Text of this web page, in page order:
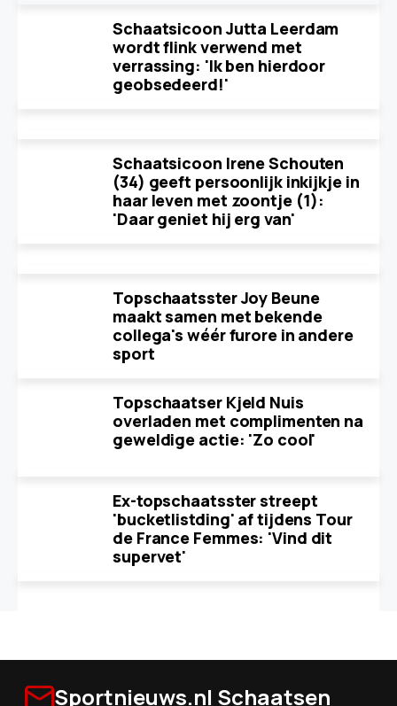
Schaatsicoon Jutta Leerdam
wordt flink verwend met
verrassing: 'Ik ben hierdoor
geobsedeerd!'
Schaatsicoon Irene Schouten
(34) geeft persoonlijk inkijkje in
haar leven met zoontje (1):
'Daar geniet hij erg van'
Topschaatsster Joy Beune
maakt samen met bekende
collega's wéér furore in andere
sport
Topschaatser Kjeld Nuis
overladen met complimenten na
geweldige actie: 'Zo cool'
Ex-topschaatsster streept
'bucketlistding' af tijdens Tour
de France Femmes: 'Vind dit
supervet'